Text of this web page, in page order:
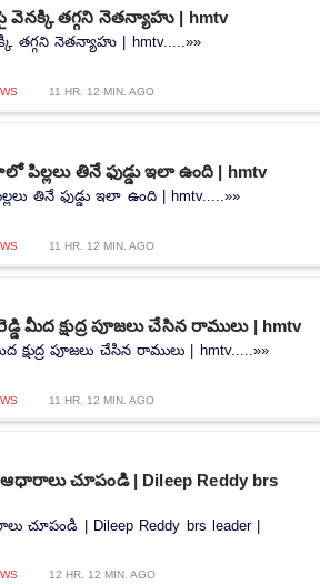
వెనక్కి తగ్గని నెతన్యాహు | hmtv
తగ్గని నెతన్యాహు | hmtv.....»»
11 HR. 12 MIN. AGO
తినే ఫుడ్డు ఇలా ఉంది | hmtv
తినే ఫుడ్డు ఇలా ఉంది | hmtv.....»»
11 HR. 12 MIN. AGO
మీద క్షుద్ర పూజలు చేసిన రాములు | hmtv
క్షుద్ర పూజలు చేసిన రాములు | hmtv.....»»
11 HR. 12 MIN. AGO
చూపండి | Dileep Reddy brs
చూపండి | Dileep Reddy brs leader |
12 HR. 12 MIN. AGO